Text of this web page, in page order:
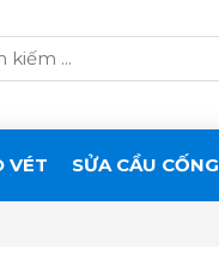
VÉT SỬA CẦU CỐNG